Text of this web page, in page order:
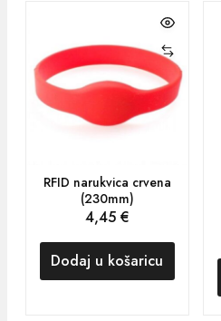
RFID narukvica crvena
(230mm)
4,45 €
Dodaj u košaricu